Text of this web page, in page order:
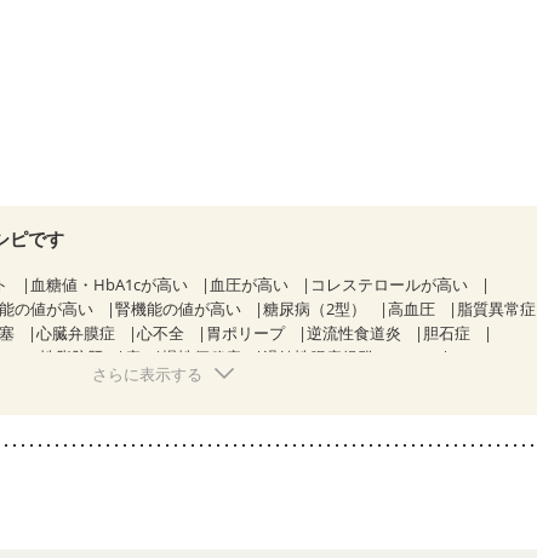
ピです
血糖値・HbA1cが高い 血圧が高い
コレステロールが高い
の値が高い 腎機能の値が高い 糖尿病（2型） 高血圧
脂質異常症
心臓弁膜症 心不全 胃ポリープ 逆流性食道炎
胆石症
ール性脂肪肝 痔 慢性便秘症
過敏性腸症候群（IBS）
糖尿病性腎症（第２期）
妊婦健診・血圧が気になる（初期）
さらに表示する